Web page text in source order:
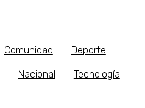
Comunidad Deporte
Nacional Tecnología